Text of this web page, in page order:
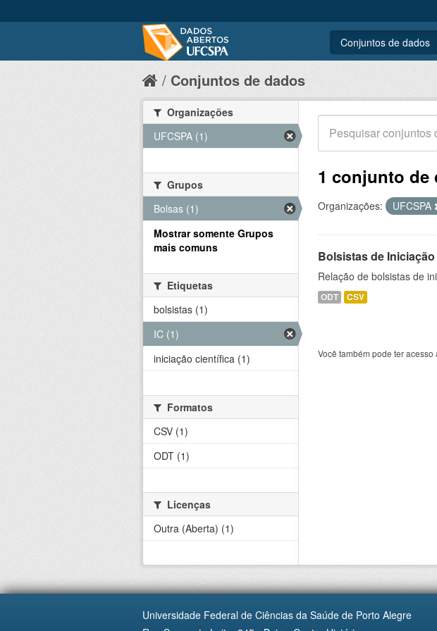
Conjuntos de dados
Conjuntos de dados
1 conjunto de
Organizações: UFCSPA
Bolsistas de
Relação de bolsistas de
ODT CSV
Você também pode ter
Organizações
UFCSPA (1)
Grupos
Bolsas (1)
Mostrar somente Grupos
mais comuns
Etiquetas
bolsistas (1)
IC (1)
iniciação científica (1)
Formatos
CSV (1)
ODT (1)
Licenças
Outra (Aberta) (1)
Universidade Federal de Ciências da Saúde de Porto Alegre